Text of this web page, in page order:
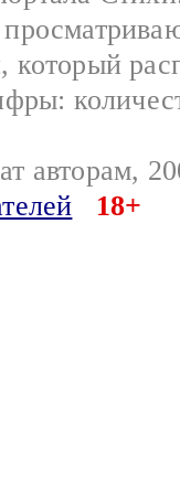
который
авторам,
18+